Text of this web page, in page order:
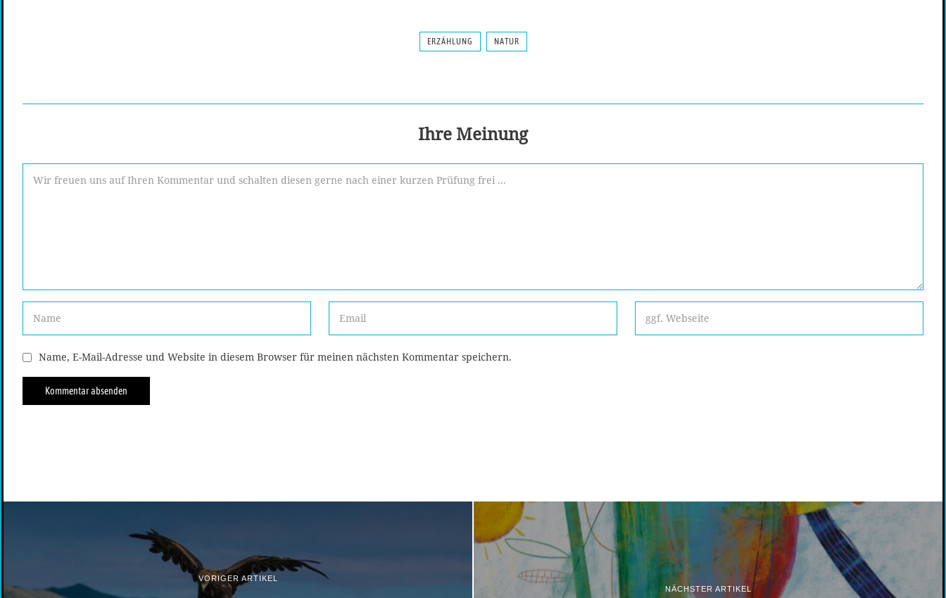
ERZÄHLUNG NATUR
Ihre Meinung
Name, E-Mail-Adresse und Website in diesem Browser für meinen nächsten Kommentar speichern.
VORIGER ARTIKEL
NÄCHSTER ARTIKEL